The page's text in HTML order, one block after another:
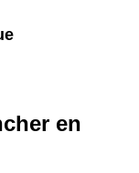
en